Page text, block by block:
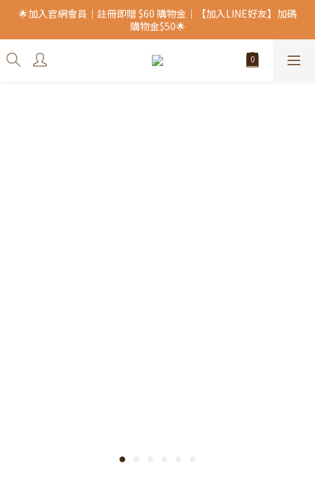
🌟加入官網會員｜註冊即贈 $60 購物金｜【加入LINE好友】加碼
購物金$50🌟